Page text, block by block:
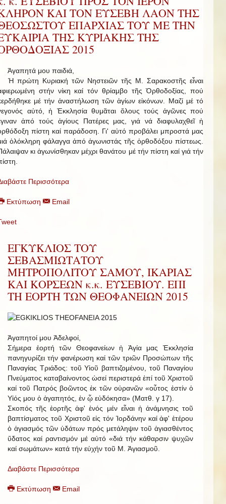
ΚΑΙ ΤΟΝ ΕΥΣΕΒΗ ΛΑΟΝ ΤΗΣ
ΕΠΑΡΧΙΑΣ ΤΟΥ ΜΕ ΤΗΝ
ΤΗΣ ΚΥΡΙΑΚΗΣ ΤΗΣ
2015
μου παιδιά,
πρώτη Κυριακή τῶν Νηστειῶν τῆς Μ. Σαρακοστῆς εἶναι
στήν νίκη καί τόν θρίαμβο τῆς Ὀρθοδοξίας, πού
μέ τήν ἀναστήλωση τῶν ἁγίων εἰκόνων. Μαζί μέ τό
αὐτό, ἡ Ἐκκλησία θυμᾶται ὅλους τούς ἀγῶνες πού
ἀπό τούς ἁγίους Πατέρες μας, γιά νά διαφυλαχθεῖ ἡ
πίστη καί παράδοση. Γι' αὐτό προβάλει μπροστά μας
ὁλόκληρη φάλαγγα ἀπό ἀγωνιστάς τῆς ὀρθοδόξου πίστεως.
κι ἀγωνίσθηκαν μέχρι θανάτου μέ τήν πίστη καί γιά τήν
Περισσότερα
Εκτύπωση Email
ΕΓΚΥΚΛΙΟΣ ΤΟΥ
ΣΕΒΑΣΜΙΩΤΑΤΟΥ
ΜΗΤΡΟΠΟΛΙΤΟΥ ΣΑΜΟΥ, ΙΚΑΡΙΑΣ
ΚΑΙ ΚΟΡΣΕΩΝ κ.κ. ΕΥΣΕΒΙΟΥ. ΕΠΙ
ΤΗ ΕΟΡΤΗ ΤΩΝ ΘΕΟΦΑΝΕΙΩΝ 2015
Ἀγαπητοί μου Ἀδελφοί,
Σήμερα ἑορτή τῶν Θεοφανείων ἡ Ἁγία μας Ἐκκλησία
πανηγυρίζει τήν φανέρωση καί τῶν τριῶν Προσώπων τῆς
Παναγίας Τριάδος: τοῦ Υἱοῦ βαπτιζομένου, τοῦ Παναγίου
Πνεύματος καταβαίνοντος ὡσεί περιστερά ἐπί τοῦ Χριστοῦ
καί τοῦ Πατρός βοῶντος ἐκ τῶν οὐρανῶν «οὗτος ἐστίν ὁ
Υἱός μου ὁ ἀγαπητός, ἐν ᾧ εὐδόκησα» (Ματθ. γ 17).
Σκοπός τῆς ἑορτῆς ἀφ' ἑνός μέν εἶναι ἡ ἀνάμνησις τοῦ
βαπτίσματος τοῦ Χριστοῦ εἰς τόν Ἰορδάνην καί ἀφ' ἑτέρου
ὁ ἁγιασμός τῶν ὑδάτων πρός μετάληψιν τοῦ ἁγιασθέντος
ὕδατος καί ραντισμόν μέ αὐτό «διά τήν κάθαρσιν ψυχῶν
καί σωμάτων» κατά τήν εὐχήν τοῦ Μ. Ἁγιασμοῦ.
Διαβάστε Περισσότερα
Εκτύπωση Email